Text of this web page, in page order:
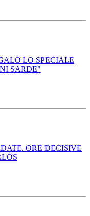
LO SPECIALE
SARDE"
ORE DECISIVE